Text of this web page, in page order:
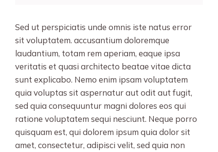
Sed ut perspiciatis unde omnis iste natus error
sit voluptatem. accusantium doloremque
laudantium, totam rem aperiam, eaque ipsa
veritatis et quasi architecto beatae vitae dicta
sunt explicabo. Nemo enim ipsam voluptatem
quia voluptas sit aspernatur aut odit aut fugit,
sed quia consequuntur magni dolores eos qui
ratione voluptatem sequi nesciunt. Neque porro
quisquam est, qui dolorem ipsum quia dolor sit
amet, consectetur, adipisci velit, sed quia non